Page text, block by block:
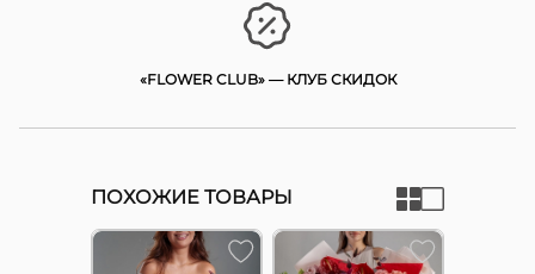
«FLOWER CLUB» — КЛУБ СКИДОК
ПОХОЖИЕ ТОВАРЫ